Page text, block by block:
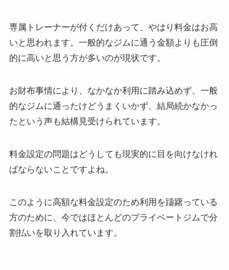
専属トレーナーが付くだけあって、やはり料金はお高
いと思われます。一般的なジムに通う金額よりも圧倒
的に高いと思う方が多いのが現状です。
お財布事情により、なかなか利用に踏み込めず、一般
的なジムに通ったけどうまくいかず、結局続かなかっ
たという声も結構見受けられています。
料金設定の問題はどうしても現実的に目を向けなけれ
ばならないことですよね。
このように高額な料金設定のため利用を躊躇っている
方のために、今ではほとんどのプライベートジムで分
割払いを取り入れています。